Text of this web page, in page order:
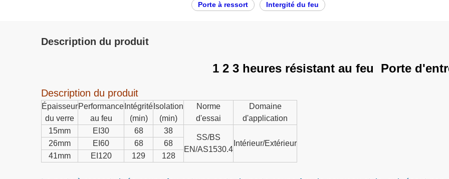
Porte à ressort Intergité du feu
Description du produit
1 2 3 heures résistant au feu Porte
Description du produit
Épaisseur
du verre
Performance
au feu
Intégrité
(min)
Isolation
(min)
Norme
d'essai
Domaine
d'application
15mm
EI30 68 38
SS/BS
EN/AS1530.4
Intérieur/Extérieur
26mm EI60 68
68
41mm
EI120 129 128